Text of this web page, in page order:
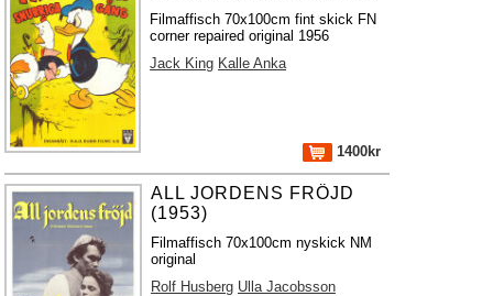
Filmaffisch 70x100cm fint skick FN
corner repaired original 1956
Jack King Kalle Anka
1400kr
ALL JORDENS FRÖJD
(1953)
Filmaffisch 70x100cm nyskick NM
original
Rolf Husberg Ulla Jacobsson